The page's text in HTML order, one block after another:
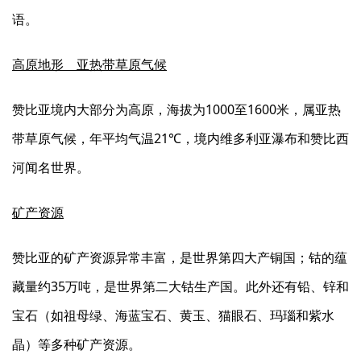
语。
高原地形 亚热带草原气候
赞比亚境内大部分为高原，海拔为1000至1600米，属亚热
带草原气候，年平均气温21℃，境内维多利亚瀑布和赞比西
河闻名世界。
矿产资源
赞比亚的矿产资源异常丰富，是世界第四大产铜国；钴的蕴
藏量约35万吨，是世界第二大钴生产国。此外还有铅、锌和
宝石（如祖母绿、海蓝宝石、黄玉、猫眼石、玛瑙和紫水
晶）等多种矿产资源。